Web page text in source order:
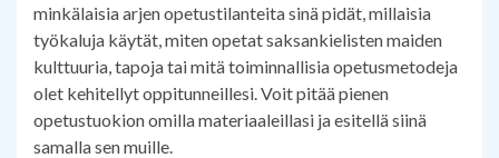
minkälaisia arjen opetustilanteita sinä pidät, millaisia
työkaluja käytät, miten opetat saksankielisten maiden
kulttuuria, tapoja tai mitä toiminnallisia opetusmetodeja
olet kehitellyt oppitunneillesi. Voit pitää pienen
opetustuokion omilla materiaaleillasi ja esitellä siinä
samalla sen muille.